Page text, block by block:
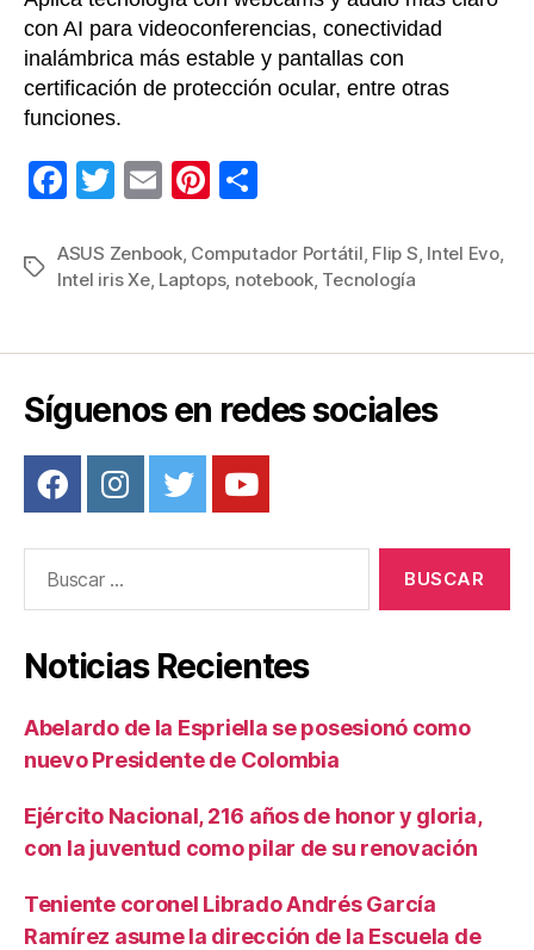
con AI para videoconferencias, conectividad
inalámbrica más estable y pantallas con
certificación de protección ocular, entre otras
funciones.
F
c
e
o
k
T
tt
er
E
ail
Pi
er
e
m
p
Etiquetas
ASUS Zenbook, Computador Portátil Flip S Intel Evo,
Intel iris Xe, Laptops, notebook, Tecnología
Síguenos en redes sociales
Noticias Recientes
Abelardo de la Espriella se posesionó como
nuevo Presidente de Colombia
Ejército Nacional, 216 años de honor y gloria,
con la juventud como pilar de su renovación
Teniente coronel Librado Andrés García
Ramírez asume la dirección de la Escuela de